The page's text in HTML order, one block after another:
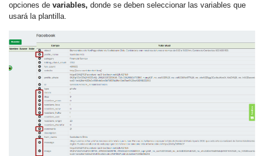
opciones de variables, donde se deben seleccionar las variables que
usará la plantilla.